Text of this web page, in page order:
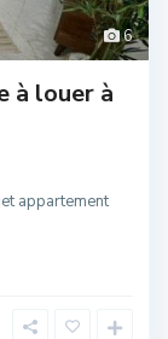
6
à louer à
appartement